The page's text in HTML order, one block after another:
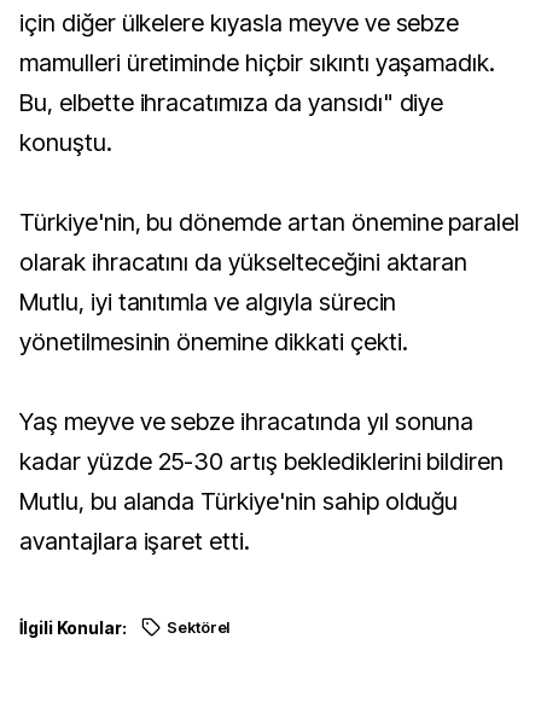
için diğer ülkelere kıyasla meyve ve sebze
mamulleri üretiminde hiçbir sıkıntı yaşamadık.
Bu, elbette ihracatımıza da yansıdı" diye
konuştu.
Türkiye'nin, bu dönemde artan önemine paralel
olarak ihracatını da yükselteceğini aktaran
Mutlu, iyi tanıtımla ve algıyla sürecin
yönetilmesinin önemine dikkati çekti.
Yaş meyve ve sebze ihracatında yıl sonuna
kadar yüzde 25-30 artış beklediklerini bildiren
Mutlu, bu alanda Türkiye'nin sahip olduğu
avantajlara işaret etti.
İlgili Konular: Sektörel